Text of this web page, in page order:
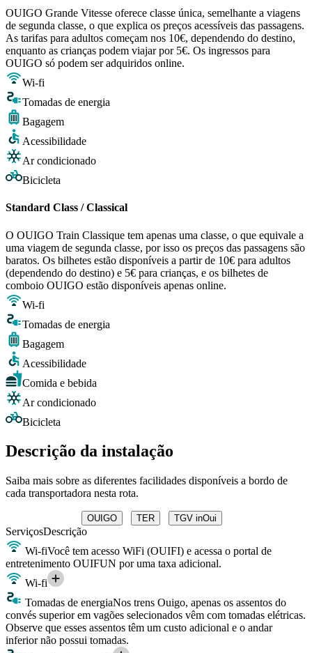
OUIGO Grande Vitesse oferece classe única, semelhante a viagens
de segunda classe, o que explica os preços acessíveis das passagens.
As tarifas para adultos começam nos 10€, dependendo do destino,
enquanto as crianças podem viajar por 5€. Os ingressos para
OUIGO só podem ser adquiridos online.
Wi-fi
Tomadas de energia
Bagagem
Acessibilidade
Ar condicionado
Bicicleta
Standard Class / Classical
O OUIGO Train Classique tem apenas uma classe, o que equivale a
uma viagem de segunda classe, por isso os preços das passagens são
baratos. Os bilhetes estão disponíveis a partir de 10€ para adultos
(dependendo do destino) e 5€ para crianças, e os bilhetes de
comboio OUIGO estão disponíveis apenas online.
Wi-fi
Tomadas de energia
Bagagem
Acessibilidade
Comida e bebida
Ar condicionado
Bicicleta
Descrição da instalação
Saiba mais sobre as diferentes facilidades disponíveis a bordo de
cada transportadora nesta rota.
OUIGO TER TGV inOui
ServiçosDescrição
Wi-fiVocê tem acesso WiFi (OUIFI) e acessa o portal de
entretenimento OUIFUN por uma taxa adicional.
Wi-fi
Tomadas de energiaNos trens Ouigo, apenas os assentos do
convés superior em vagões selecionados vêm com tomadas elétricas.
Observe que esses assentos têm um custo adicional e o andar
inferior não possui tomadas.